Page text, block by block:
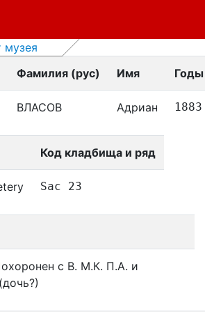
Фамилия (рус) Имя
ВЛАСОВ Адриан 1883
Код кладбища и ряд
Sac 23
с В. М.К. П.А. и